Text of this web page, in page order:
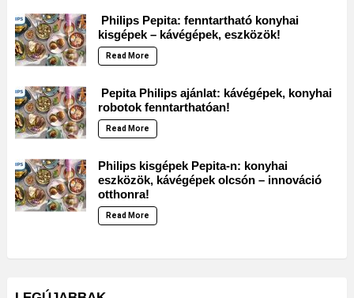
Philips Pepita: fenntartható konyhai
kisgépek – kávégépek, eszközök!
Read More
Pepita Philips ajánlat: kávégépek, konyhai
robotok fenntarthatóan!
Read More
Philips kisgépek Pepita-n: konyhai
eszközök, kávégépek olcsón – innováció
otthonra!
Read More